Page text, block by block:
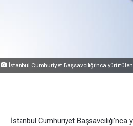
İstanbul Cumhuriyet Başsavcılığı’nca
İstanbul Cumhuriyet